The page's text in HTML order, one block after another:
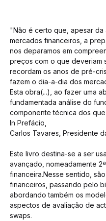
"Não é certo que, apesar da
mercados financeiros, a
nos deparamos em
preços com o que deveriam
recordam os anos de pré-
fazem o dia-a-dia dos
Esta obra(...), ao fazer uma
fundamentada análise do
componente técnica dos
In Prefácio,
Carlos Tavares, Presidente
Este livro destina-se a ser
avançado, nomeadamente
financeira.Nesse sentido,
financeiros, passando pelo
abordando também os
aspectos de avaliação de
swaps.